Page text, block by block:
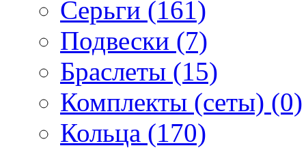
Серьги (161)
Подвески (7)
Браслеты (15)
Комплекты (сеты) (0)
Кольца (170)